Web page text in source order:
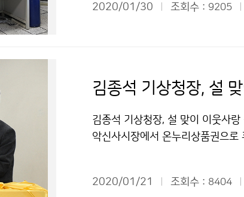
2020/01/30 조회수 : 9205
김종석 기상청장, 설
김종석 기상청장, 설 맞이 이웃사
악신사시장에서 온누리상품권으
2020/01/21 조회수 : 8404